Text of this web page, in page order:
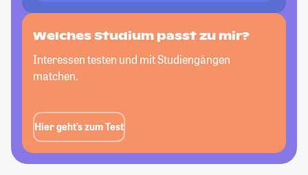
Welches Studium passt zu mir?
Interessen testen und mit Studiengängen
matchen.
Hier geht’s zum Test